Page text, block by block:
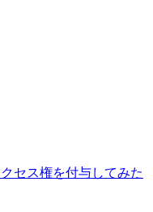
セス権を付与してみた